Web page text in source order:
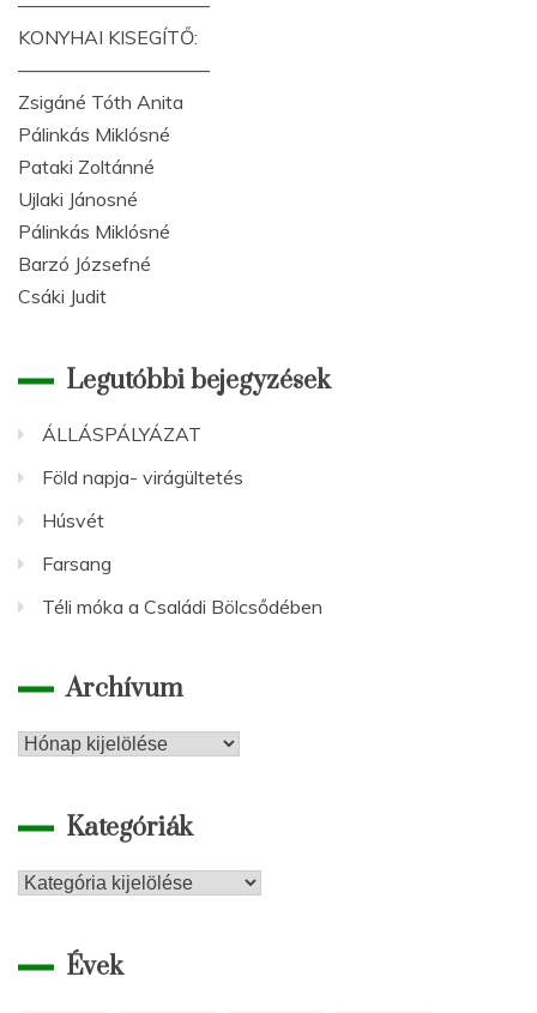
——————————
KONYHAI KISEGÍTŐ:
——————————
Zsigáné Tóth Anita
Pálinkás Miklósné
Pataki Zoltánné
Ujlaki Jánosné
Pálinkás Miklósné
Barzó Józsefné
Csáki Judit
Legutóbbi bejegyzések
ÁLLÁSPÁLYÁZAT
Föld napja- virágültetés
Húsvét
Farsang
Téli móka a Családi Bölcsődében
Archívum
Archívum
Kategóriák
Kategóriák
Évek